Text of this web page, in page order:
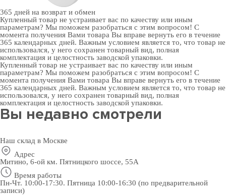
365 дней на возврат и обмен
Купленный товар не устраивает вас по качеству или иным
параметрам? Мы поможем разобраться с этим вопросом! С
момента получения Вами товара Вы вправе вернуть его в течение
365 календарных дней. Важным условием является то, что товар не
использовался, у него сохранен товарный вид, полная
комплектация и целостность заводской упаковки.
Купленный товар не устраивает вас по качеству или иным
параметрам? Мы поможем разобраться с этим вопросом! С
момента получения Вами товара Вы вправе вернуть его в течение
365 календарных дней. Важным условием является то, что товар не
использовался, у него сохранен товарный вид, полная
комплектация и целостность заводской упаковки.
Вы недавно смотрели
Наш склад в Москве
Адрес
Митино, 6-ой км. Пятницкого шоссе, 55А
Время работы
Пн-Чт. 10:00-17:30. Пятница 10:00-16:30 (по предварительной
записи)